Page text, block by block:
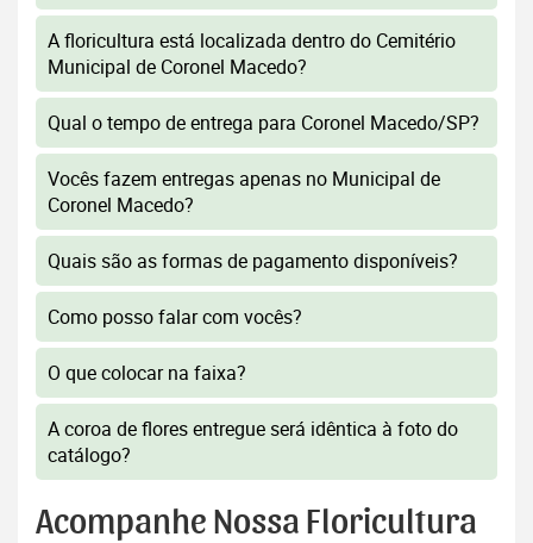
A floricultura está localizada dentro do Cemitério
Municipal de Coronel Macedo?
Qual o tempo de entrega para Coronel Macedo/SP?
Vocês fazem entregas apenas no Municipal de
Coronel Macedo?
Quais são as formas de pagamento disponíveis?
Como posso falar com vocês?
O que colocar na faixa?
A coroa de flores entregue será idêntica à foto do
catálogo?
Acompanhe Nossa Floricultura